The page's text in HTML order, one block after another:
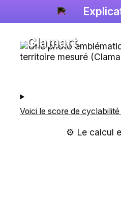
Clamart
Voici le score de
⚙️ Le calcul